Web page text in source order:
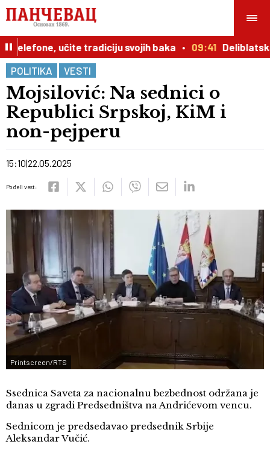
učite tradiciju svojih baka 09:41 Deliblatska
POLITIKA
VESTI
Mojsilović: Na sednici o
Republici Srpskoj, KiM i
non-pejperu
15:10 22.05.2025
Podeli vest:
Printscreen/RTS
Ssednica Saveta za nacionalnu bezbednost održana je
danas u zgradi Predsedništva na Andrićevom vencu.
Sednicom je predsedavao predsednik Srbije
Aleksandar Vučić.